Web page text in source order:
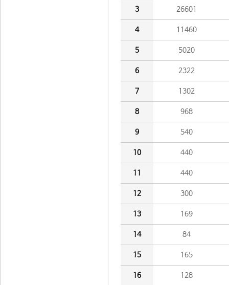
3 26601
4 11460
5 5020
6 2322
7 1302
8 968
9 540
10 440
11 440
12 300
13 169
14 84
15 165
16 128